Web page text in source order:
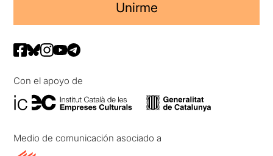
Unirme
Con el apoyo de
Medio de comunicación asociado a